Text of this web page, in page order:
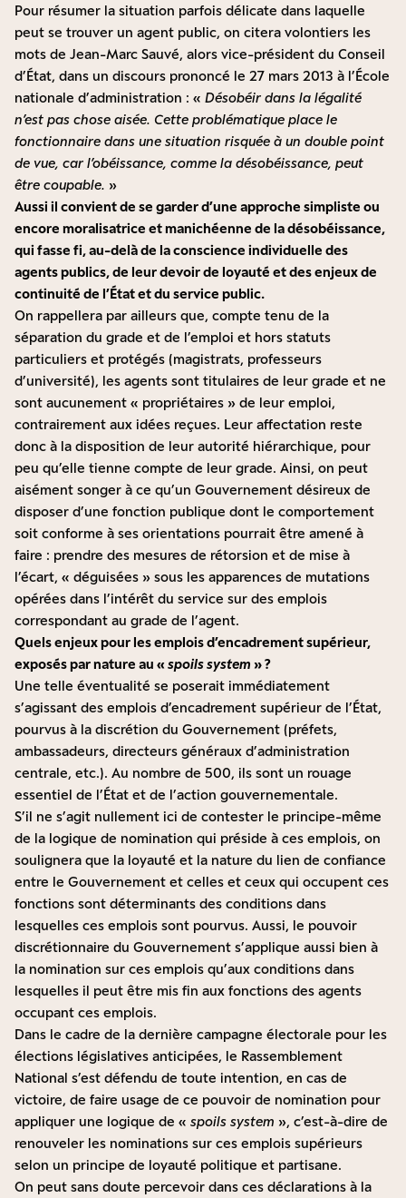
Pour résumer la situation parfois délicate dans laquelle
peut se trouver un agent public, on citera volontiers les
mots de Jean-Marc Sauvé, alors vice-président du Conseil
d’État, dans un discours prononcé le 27 mars 2013 à l’École
nationale d’administration : « Désobéir dans la légalité
n’est pas chose aisée. Cette problématique place le
fonctionnaire dans une situation risquée à un double point
de vue, car l’obéissance, comme la désobéissance, peut
être coupable. »
Aussi il convient de se garder d’une approche simpliste ou
encore moralisatrice et manichéenne de la désobéissance,
qui fasse fi, au-delà de la conscience individuelle des
agents publics, de leur devoir de loyauté et des enjeux de
continuité de l’État et du service public.
On rappellera par ailleurs que, compte tenu de la
séparation du grade et de l’emploi et hors statuts
particuliers et protégés (magistrats, professeurs
d’université), les agents sont titulaires de leur grade et ne
sont aucunement « propriétaires » de leur emploi,
contrairement aux idées reçues. Leur affectation reste
donc à la disposition de leur autorité hiérarchique, pour
peu qu’elle tienne compte de leur grade. Ainsi, on peut
aisément songer à ce qu’un Gouvernement désireux de
disposer d’une fonction publique dont le comportement
soit conforme à ses orientations pourrait être amené à
faire : prendre des mesures de rétorsion et de mise à
l’écart, « déguisées » sous les apparences de mutations
opérées dans l’intérêt du service sur des emplois
correspondant au grade de l’agent.
Quels enjeux pour les emplois d’encadrement supérieur,
exposés par nature au «spoils system » ?
Une telle éventualité se poserait immédiatement
s’agissant des emplois d’encadrement supérieur de l’État,
pourvus à la discrétion du Gouvernement (préfets,
ambassadeurs, directeurs généraux d’administration
centrale, etc.). Au nombre de 500, ils sont un rouage
essentiel de l’État et de l’action gouvernementale.
S’il ne s’agit nullement ici de contester le principe-même
de la logique de nomination qui préside à ces emplois, on
soulignera que la loyauté et la nature du lien de confiance
entre le Gouvernement et celles et ceux qui occupent ces
fonctions sont déterminants des conditions dans
lesquelles ces emplois sont pourvus. Aussi, le pouvoir
discrétionnaire du Gouvernement s’applique aussi bien à
la nomination sur ces emplois qu’aux conditions dans
lesquelles il peut être mis fin aux fonctions des agents
occupant ces emplois.
Dans le cadre de la dernière campagne électorale pour les
élections législatives anticipées, le Rassemblement
National s’est défendu de toute intention, en cas de
victoire, de faire usage de ce pouvoir de nomination pour
appliquer une logique de « spoils system », c’est-à-dire de
renouveler les nominations sur ces emplois supérieurs
selon un principe de loyauté politique et partisane.
On peut sans doute percevoir dans ces déclarations à la